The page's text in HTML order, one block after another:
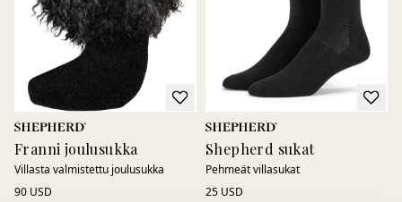
Franni joulusukka
Villasta valmistettu joulusukka
90 USD
Shepherd sukat
Pehmeät villasukat
25 USD